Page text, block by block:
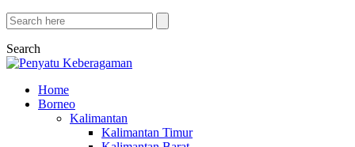
Search
Home
Borneo
Kalimantan
Kalimantan Timur